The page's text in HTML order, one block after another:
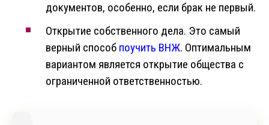
документов, особенно, если брак не первый.
Открытие собственного дела. Это самый
верный способ поучить ВНЖ. Оптимальным
вариантом является открытие общества с
ограниченной ответственностью.